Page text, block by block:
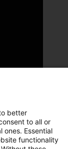
better
to all or
ones. Essential
functionality